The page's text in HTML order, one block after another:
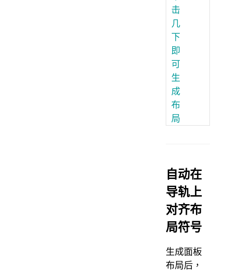
击
几
下
即
可
生
成
布
局
自动在
导轨上
对齐布
局符号
生成面板
布局后，